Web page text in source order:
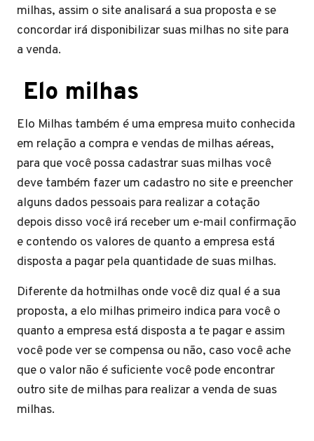
milhas, assim o site analisará a sua proposta e se
concordar irá disponibilizar suas milhas no site para
a venda.
Elo milhas
Elo Milhas também é uma empresa muito conhecida
em relação a compra e vendas de milhas aéreas,
para que você possa cadastrar suas milhas você
deve também fazer um cadastro no site e preencher
alguns dados pessoais para realizar a cotação
depois disso você irá receber um e-mail confirmação
e contendo os valores de quanto a empresa está
disposta a pagar pela quantidade de suas milhas.
Diferente da hotmilhas onde você diz qual é a sua
proposta, a elo milhas primeiro indica para você o
quanto a empresa está disposta a te pagar e assim
você pode ver se compensa ou não, caso você ache
que o valor não é suficiente você pode encontrar
outro site de milhas para realizar a venda de suas
milhas.